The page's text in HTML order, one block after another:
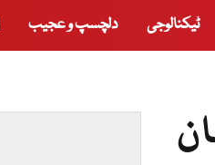
ٹیکنالوجی دلچسپ و عجیب